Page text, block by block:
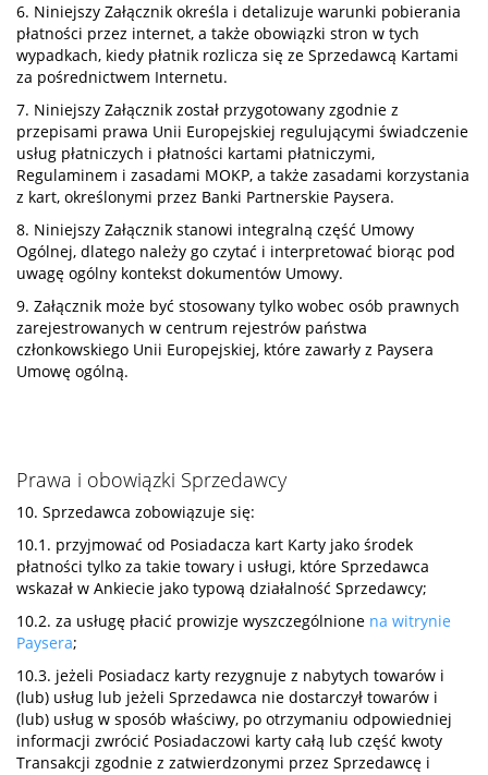
6. Niniejszy Załącznik określa i detalizuje warunki pobierania
płatności przez internet, a także obowiązki stron w tych
wypadkach, kiedy płatnik rozlicza się ze Sprzedawcą Kartami
za pośrednictwem Internetu.
7. Niniejszy Załącznik został przygotowany zgodnie z
przepisami prawa Unii Europejskiej regulującymi świadczenie
usług płatniczych i płatności kartami płatniczymi,
Regulaminem i zasadami MOKP, a także zasadami korzystania
z kart, określonymi przez Banki Partnerskie Paysera.
8. Niniejszy Załącznik stanowi integralną część Umowy
Ogólnej, dlatego należy go czytać i interpretować biorąc pod
uwagę ogólny kontekst dokumentów Umowy.
9. Załącznik może być stosowany tylko wobec osób prawnych
zarejestrowanych w centrum rejestrów państwa
członkowskiego Unii Europejskiej, które zawarły z Paysera
Umowę ogólną.
Prawa i obowiązki Sprzedawcy
10. Sprzedawca zobowiązuje się:
10.1. przyjmować od Posiadacza kart Karty jako środek
płatności tylko za takie towary i usługi, które Sprzedawca
wskazał w Ankiecie jako typową działalność Sprzedawcy;
10.2. za usługę płacić prowizje wyszczególnione na witrynie
Paysera;
10.3. jeżeli Posiadacz karty rezygnuje z nabytych towarów i
(lub) usług lub jeżeli Sprzedawca nie dostarczył towarów i
(lub) usług w sposób właściwy, po otrzymaniu odpowiedniej
informacji zwrócić Posiadaczowi karty całą lub część kwoty
Transakcji zgodnie z zatwierdzonymi przez Sprzedawcę i